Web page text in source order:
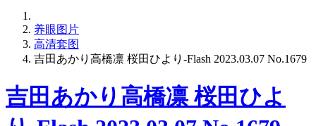
养眼图片
高清套图
吉田あかり高橋凛 桜田ひより-Flash 2023.03.07 No.1679
吉田あかり高橋凛 桜田ひよ